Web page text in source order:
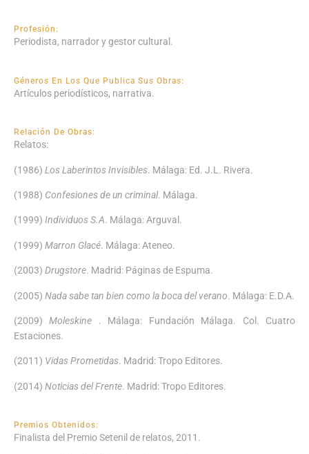
Profesión:
Periodista, narrador y gestor cultural.
Géneros En Los Que Publica Sus Obras:
Artículos periodísticos, narrativa.
Relación De Obras:
Relatos:
(1986) Los Laberintos Invisibles​. Málaga: Ed. J.L. Rivera.
(1988) Confesiones de un criminal. Málaga.
(1999) I​ndividuos S.A. Málaga: Arguval.
(1999) Marron Glacé. Málaga: Ateneo.
(2003) Drugstore. Madrid: Páginas de Espuma.
(2005) ​ Nada sabe tan bien como la boca del verano. Málaga: E.D.A.
(2009)Moleskine . Málaga: Fundación Málaga. Col. Cuatro
Estaciones.
(2011) Vidas Prometidas. Madrid: Tropo Editores.
(2014) Noticias del Frente. Madrid: Tropo Editores.
Premios Obtenidos:
Finalista del Premio Setenil de relatos, 2011.